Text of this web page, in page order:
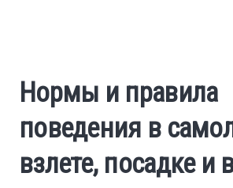
Finance
Investments
Нормы и правила
поведения в
взлете, посадке и